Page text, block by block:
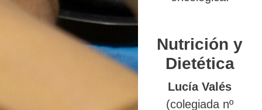
Nutrición y
Dietética
Lucía Valés
(colegiada nº